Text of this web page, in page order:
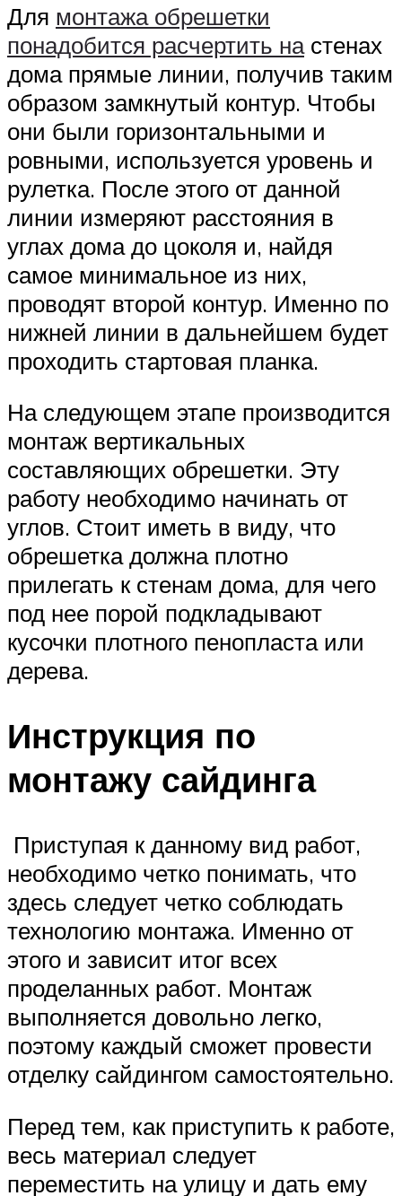
Для монтажа обрешетки
понадобится расчертить настенах
дома прямые линии, получив таким
образом замкнутый контур. Чтобы
они были горизонтальными и
ровными, используется уровень и
рулетка. После этого от данной
линии измеряют расстояния в
углах дома до цоколя и, найдя
самое минимальное из них,
проводят второй контур. Именно по
нижней линии в дальнейшем будет
проходить стартовая планка.
На следующем этапе производится
монтаж вертикальных
составляющих обрешетки. Эту
работу необходимо начинать от
углов. Стоит иметь в виду, что
обрешетка должна плотно
прилегать к стенам дома, для чего
под нее порой подкладывают
кусочки плотного пенопласта или
дерева.
Инструкция по
монтажу сайдинга
Приступая к данному вид работ,
необходимо четко понимать, что
здесь следует четко соблюдать
технологию монтажа. Именно от
этого и зависит итог всех
проделанных работ. Монтаж
выполняется довольно легко,
поэтому каждый сможет провести
отделку сайдингом самостоятельно.
Перед тем, как приступить к работе,
весь материал следует
переместить на улицу и дать ему